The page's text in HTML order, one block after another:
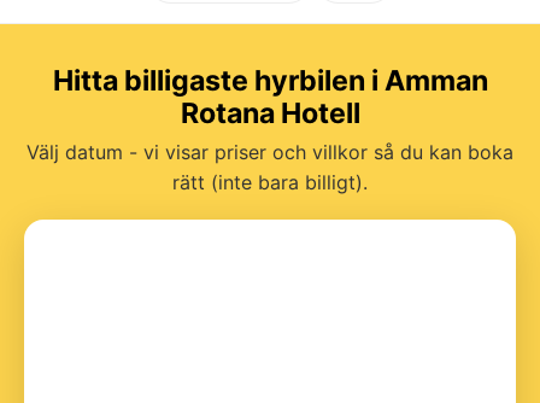
Hitta billigaste hyrbilen i Amman
Rotana Hotell
Välj datum - vi visar priser och villkor så du kan boka
rätt (inte bara billigt).